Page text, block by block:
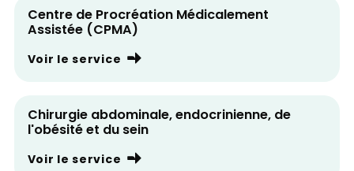
Centre de Procréation Médicalement
Assistée (CPMA)
Voir le service
Chirurgie abdominale, endocrinienne, de
l'obésité et du sein
Voir le service